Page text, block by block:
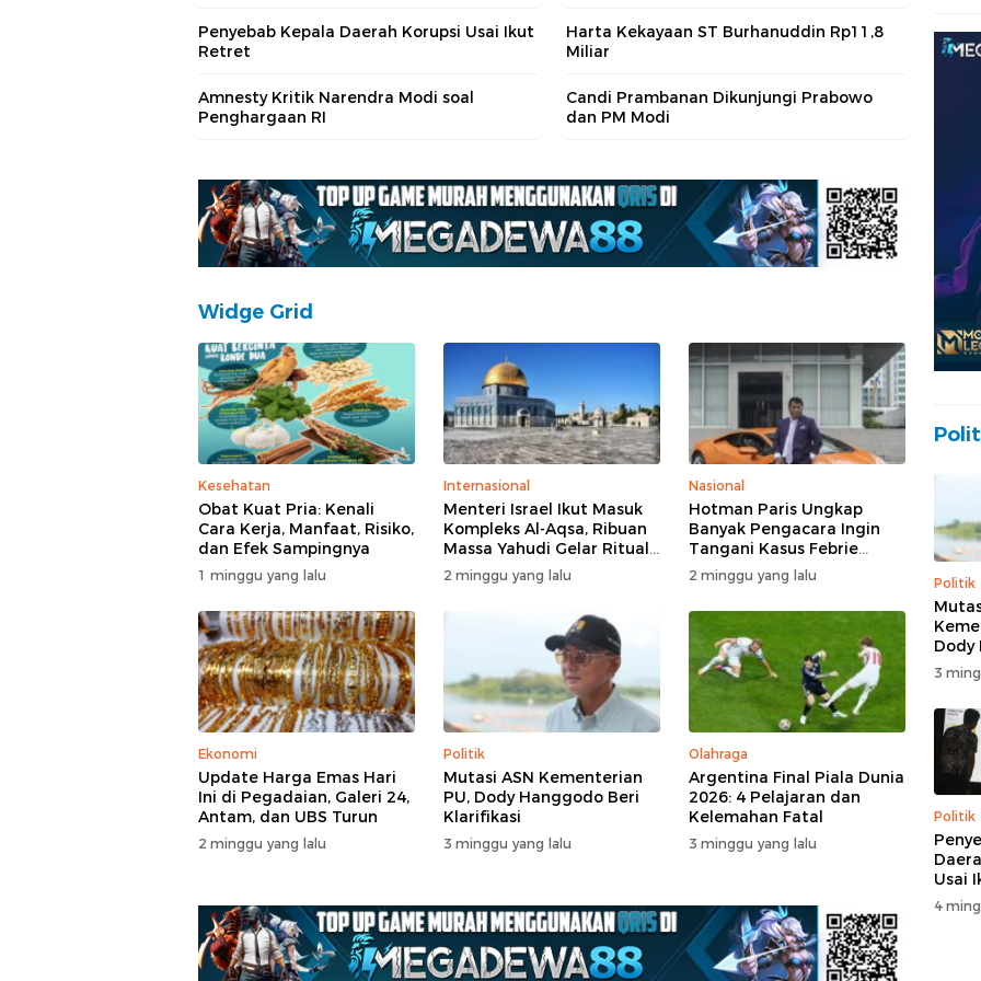
Penyebab Kepala Daerah Korupsi Usai Ikut
Retret
Harta Kekayaan ST Burhanuddin Rp11,8
Miliar
Amnesty Kritik Narendra Modi soal
Penghargaan RI
Candi Prambanan Dikunjungi Prabowo
dan PM Modi
Widge Grid
Kesehatan
Obat Kuat Pria: Kenali
Cara Kerja, Manfaat, Risiko,
dan Efek Sampingnya
1 minggu yang lalu
Internasional
Menteri Israel Ikut Masuk
Kompleks Al-Aqsa, Ribuan
Massa Yahudi Gelar Ritual
di Tengah Pengamanan
Polisi
2 minggu yang lalu
Nasional
Hotman Paris Ungkap
Banyak Pengacara Ingin
Tangani Kasus Febrie
Adriansyah: Disebut “The
Dream Case”
2 minggu yang lalu
Ekonomi
Update Harga Emas Hari
Ini di Pegadaian, Galeri 24,
Antam, dan UBS Turun
2 minggu yang lalu
Politik
Mutasi ASN Kementerian
PU, Dody Hanggodo Beri
Klarifikasi
3 minggu yang lalu
Olahraga
Argentina Final Piala Dunia
2026: 4 Pelajaran dan
Kelemahan Fatal
3 minggu yang lalu
Politik
Dody
Beri
3
Politik
Usai
4